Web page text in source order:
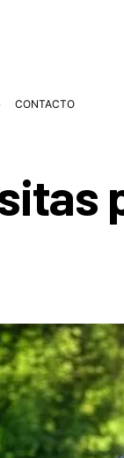
CONTACTO